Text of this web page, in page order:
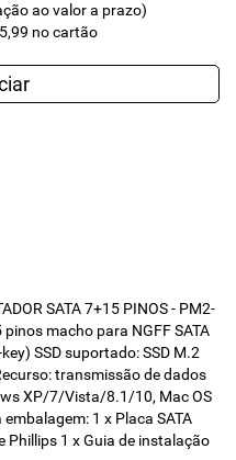
ao valor a prazo)
no cartão
SATA 7+15 PINOS - PM2-
pinos macho para NGFF SATA
SSD suportado: SSD M.2
transmissão de dados
XP/7/Vista/8.1/10, Mac OS
1 x Placa SATA
Phillips 1 x Guia de instalação